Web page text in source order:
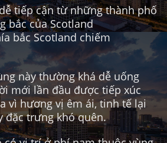
tiếp cận từ những thành phố
bắc của Scotland
bắc Scotland chiếm
này thường khá dễ uống
mới lần đầu được tiếp xúc
vì hương vị êm ái, tinh tế lại
đặc trưng khó quên.